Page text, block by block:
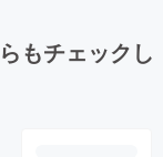
もチェックし